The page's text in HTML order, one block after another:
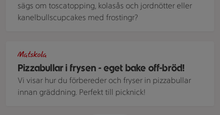
sägs om toscatopping, kolasås och jordnötter eller
kanelbullscupcakes med frostingr?
Pizzabullar i frysen - eget bake off-bröd!
Matskola
Vi visar hur du förbereder och fryser in pizzabullar
innan gräddning. Perfekt till picknick!